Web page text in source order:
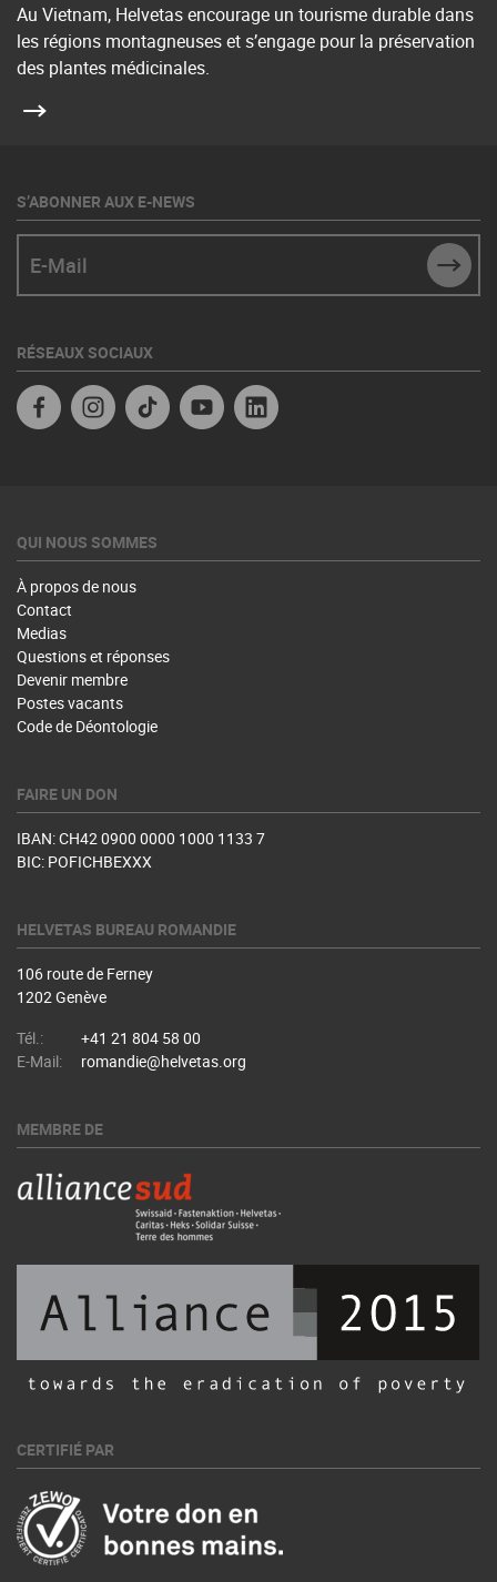
Au Vietnam, Helvetas encourage un tourisme durable dans
les régions montagneuses et s’engage pour la préservation
des plantes médicinales.
S’ABONNER AUX E-NEWS
RÉSEAUX SOCIAUX
FacebookInstagramTikTok YouTube
QUI NOUS SOMMES
À propos de nous
Contact
Medias
Questions et réponses
Devenir membre
Postes vacants
Code de Déontologie
FAIRE UN DON
IBAN: CH42 0900 0000 1000 1133 7
BIC: POFICHBEXXX
HELVETAS BUREAU ROMANDIE
106 route de Ferney
1202 Genève
Tél.:
+41 21 804 58 00
E-Mail:
romandie@helvetas.org
MEMBRE DE
CERTIFIÉ PAR